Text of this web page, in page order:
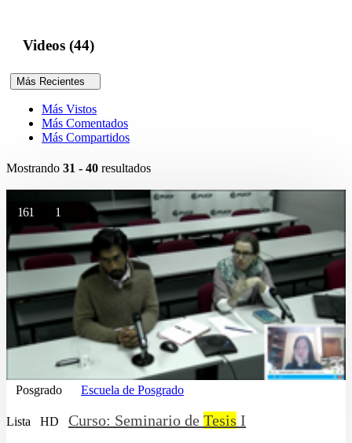
Videos (44)
Más Recientes
Más Vistos
Más Comentados
Más Compartidos
Mostrando 31 - 40 resultados
161 1
Posgrado Escuela de Posgrado
Lista HD Curso: Seminario de Tesis I